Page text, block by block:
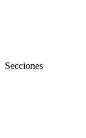
Secciones